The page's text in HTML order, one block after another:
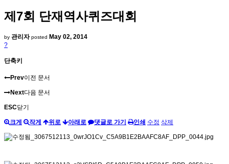
제7회 단재역사퀴즈대회
by 관리자 posted May 02, 2014
?
단축키
Prev이전 문서
Next다음 문서
ESC닫기
크게 작게 위로 아래로 댓글로 가기 인쇄 수정 삭제